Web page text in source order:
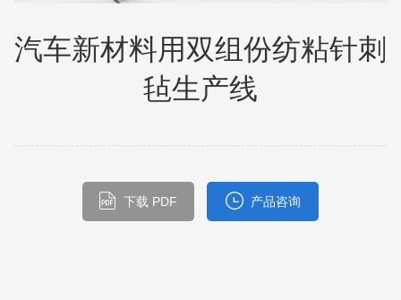
汽车新材料用双组份纺粘针刺
毡生产线
下载 PDF 产品咨询